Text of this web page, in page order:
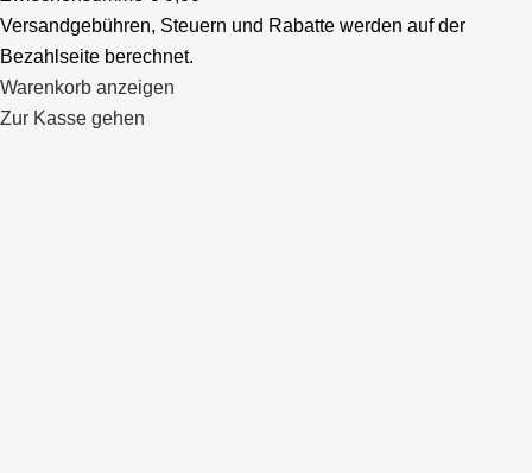
IM
WARENKORB
Versandgebühren, Steuern und Rabatte werden auf der
Bezahlseite berechnet.
Warenkorb anzeigen
Zur Kasse gehen